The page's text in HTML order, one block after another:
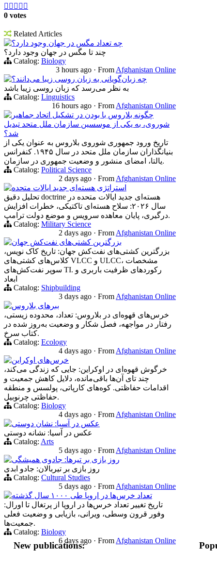
    
0 votes
Related Articles
چه تعداد مگس در جهان وجود دارد؟
چند تا مگس در جهان وجود دارد؟
Catalog: Biology
3 hours ago · From Afghanistan Online
چه زبان‌گویانی به زبان روسی زیبا می‌دانند؟
به نظر می‌رسد که زبان روسی زیبا باشد
Catalog: Linguistics
16 hours ago · From Afghanistan Online
چگونه بلاروس با بودن در تشکیل اتحاد جماهیر
شوروی، به یکی از موسسین سازمان ملل متحد تبدیل
شد؟
تاریخ ورود جمهوری شوروی بلاروس به عنوان یکی از
بنیانگذاران سازمان ملل متحد در سال ۱۹۴۵. کنفرانس
یالتا، امضای منشور و وضعیت جمهوری در سازمان.
Catalog: Political Science
2 days ago · From Afghanistan Online
استراتژی هسته‌ای جدید ایالات متحده
تحلیل دقیق doctrine هسته‌ای جدید ایالات متحده در
سال ۲۰۲۶: سلاح هسته‌ای تاکتیکی، خطرات افزایش
درگیری، پایان معاهده سرویس و موضع دولت ترامپ.
Catalog: Military Science
2 days ago · From Afghanistan Online
بزرگترین کشتی‌های نفت‌کش جهان
بزرگترین کشتی‌های نفت‌کش جهان: تاریخ کاک نویس،
کلاس‌های کشتی‌های VLCC و ULCC، مشخصات
سوپر نفت‌کش‌های TI. رکوردهای ظرفیت باربری و
ابعاد
Catalog: Shipbuilding
3 days ago · From Afghanistan Online
ببرهای بلاروس
خرس‌های قهوه‌ای در بلاروس: تعداد، محدوده زیستی،
رفتار در مواجهه، فصل شکار و وضعیت به‌روز شده در
کتاب سرخ.
Catalog: Ecology
4 days ago · From Afghanistan Online
خرس‌های اوکراین
خرگوش قهوه‌ای در اوکراین: جایی که زندگی می‌کند،
چند تای آن‌ها باقی‌مانده، دلایل کاهش جمعیت و
اقدامات حفاظتی. کوه‌های کارپاتی، پولسس و منطقه
حفاظتی چرنوبیل.
Catalog: Biology
4 days ago · From Afghanistan Online
عکس در آسیا: نشان دوستی
عکس در آسیا: نشانه دوستی
Catalog: Arts
5 days ago · From Afghanistan Online
روز بازی بر تیرها: جادوی همیشگی
روز بازی بر تیربالان: جادو ابدی
Catalog: Cultural Studies
5 days ago · From Afghanistan Online
تعداد خرس‌ها در اروپا طی ۱۰۰۰ سال گذشته
تاریخ تغییر تعداد خرس‌ها در اروپا از پرتغال تا اورال:
وفور قرون وسطی، ویرانی، بازیابی و وضعیت فعلی
جمعیت‌ها.
Catalog: Biology
6 days ago · From Afghanistan Online
New publications: